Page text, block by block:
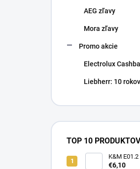
AEG zľavy
Mora zľavy
Promo akcie
Electrolux
Liebherr: 10
TOP 10 PRODUKTOV
K&M
€6,10